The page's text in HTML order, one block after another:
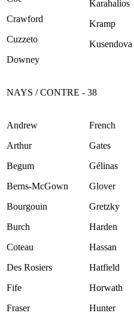
Crawford
Cuzzeto
Downey
Karahalios
Kramp
Kusendova
NAYS / CONTRE - 38
Andrew
Arthur
Begum
Berns-McGown
Bourgouin
Burch
Coteau
Des Rosiers
Fife
Fraser
French
Gates
Gélinas
Glover
Gretzky
Harden
Hassan
Hatfield
Horwath
Hunter